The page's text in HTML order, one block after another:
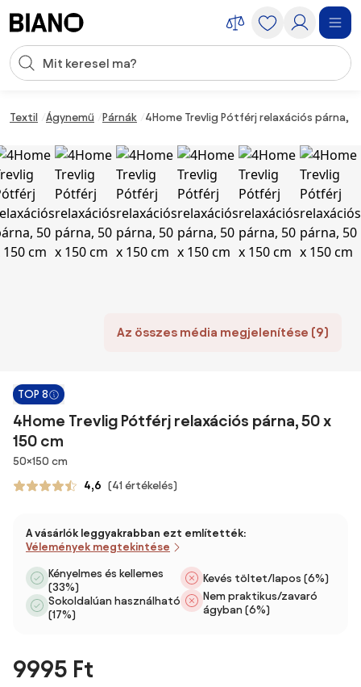
Keresési bevitel
Textil Ágynemű Párnák 4Home Trevlig Pótférj relaxációs párna,
Az összes média megjelenítése (9)
TOP 8
4Home Trevlig Pótférj relaxációs párna, 50 x
150 cm
Méretek
50×150 cm
4,6 (41 értékelés)
A vásárlók leggyakrabban ezt említették:
Vélemények megtekintése
Kényelmes és kellemes
(33%)
Sokoldalúan használható
(17%)
Kevés töltet/lapos (6%)
Nem praktikus/zavaró
ágyban (6%)
9995 Ft